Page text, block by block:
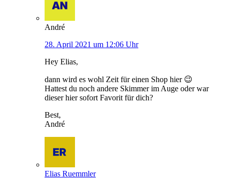
André
28. April 2021 um 12:06 Uhr
Hey Elias,
dann wird es wohl Zeit für einen Shop hier 😉
Hattest du noch andere Skimmer im Auge oder war
dieser hier sofort Favorit für dich?
Best,
André
Elias Ruemmler